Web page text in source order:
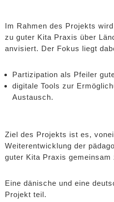
Im Rahmen des Projekts
zu guter Kita Praxis über
anvisiert. Der Fokus liegt
Partizipation als Pfeiler
digitale Tools zur
Austausch.
Ziel des Projekts ist es,
Weiterentwicklung der
guter Kita Praxis gemeinsam
Eine dänische und eine
Projekt teil.